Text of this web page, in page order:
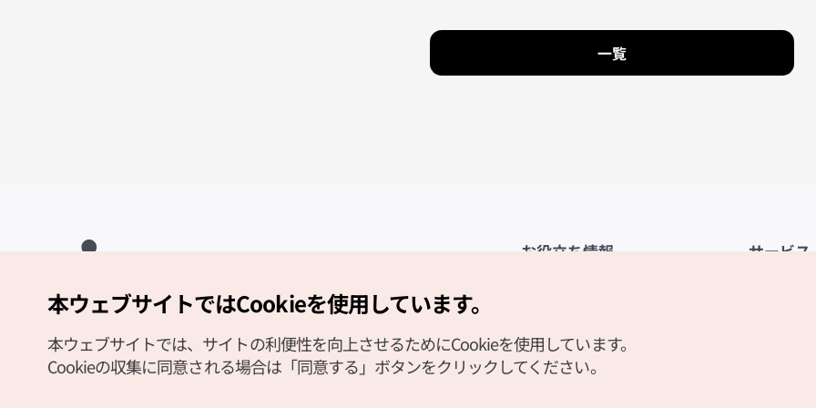
一覧
お役立ち情報
観光資料ダウンロード
デジタルブック／電子書籍
サービス
Copyright (c) Korea Tourism Organization All Rights Reserved.
サイトエラー報告
公式メール
本ウェブサイトではCookieを使用しています。
本ウェブサイトでは、サイトの利便性を向上させるためにCookieを使用しています。
Cookieの収集に同意される場合は「同意する」ボタンをクリックしてください。